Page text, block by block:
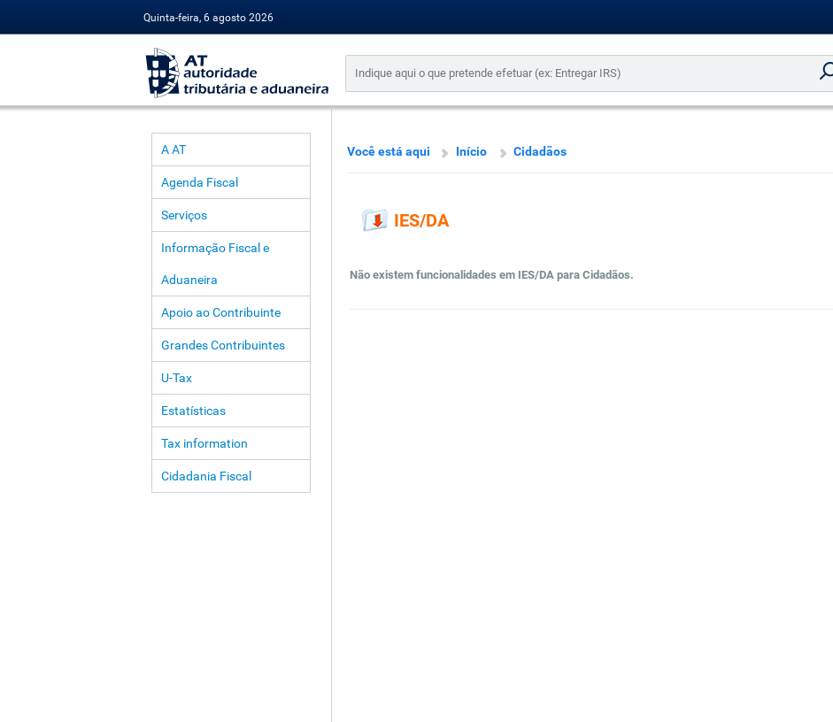
Quinta-feira, 6 agosto 2026
A AT
Agenda Fiscal
Serviços
Informação Fiscal e
Aduaneira
Apoio ao Contribuinte
Grandes Contribuintes
U-Tax
Estatísticas
Tax information
Cidadania Fiscal
Você está aqui Início Cidadãos
IES/DA
Não existem funcionalidades em IES/DA para Cidadãos.